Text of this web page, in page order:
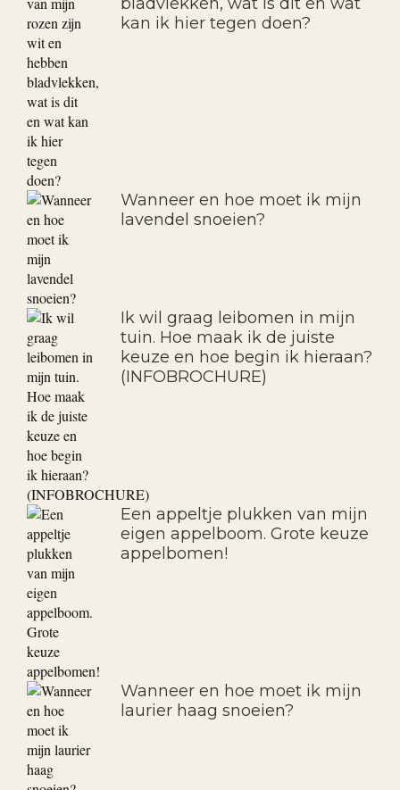
kan ik hier tegen doen?
Wanneer en hoe moet ik mijn
lavendel snoeien?
Ik wil graag leibomen in mijn
tuin. Hoe maak ik de juiste
keuze en hoe begin ik hieraan?
(INFOBROCHURE)
Een appeltje plukken van mijn
eigen appelboom. Grote keuze
appelbomen!
Wanneer en hoe moet ik mijn
laurier haag snoeien?